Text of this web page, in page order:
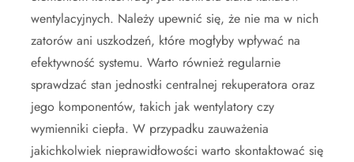
wentylacyjnych. Należy upewnić się, że nie ma w nich
zatorów ani uszkodzeń, które mogłyby wpływać na
efektywność systemu. Warto również regularnie
sprawdzać stan jednostki centralnej rekuperatora oraz
jego komponentów, takich jak wentylatory czy
wymienniki ciepła. W przypadku zauważenia
jakichkolwiek nieprawidłowości warto skontaktować się